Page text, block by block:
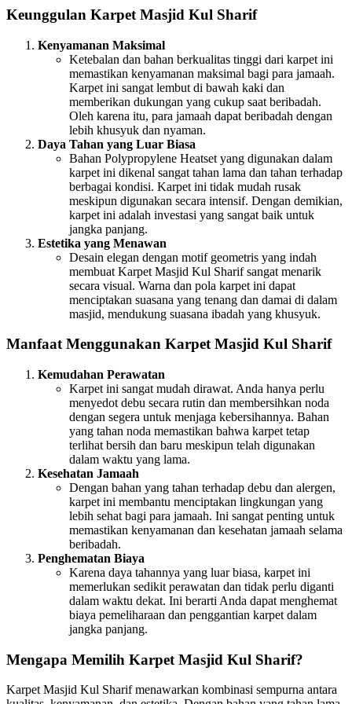
Keunggulan Karpet Masjid Kul Sharif
Kenyamanan Maksimal
Ketebalan dan bahan berkualitas tinggi dari karpet ini
memastikan kenyamanan maksimal bagi para jamaah.
Karpet ini sangat lembut di bawah kaki dan
memberikan dukungan yang cukup saat beribadah.
Oleh karena itu, para jamaah dapat beribadah dengan
lebih khusyuk dan nyaman.
Daya Tahan yang Luar Biasa
Bahan Polypropylene Heatset yang digunakan dalam
karpet ini dikenal sangat tahan lama dan tahan terhadap
berbagai kondisi. Karpet ini tidak mudah rusak
meskipun digunakan secara intensif. Dengan demikian,
karpet ini adalah investasi yang sangat baik untuk
jangka panjang.
Estetika yang Menawan
Desain elegan dengan motif geometris yang indah
membuat Karpet Masjid Kul Sharif sangat menarik
secara visual. Warna dan pola karpet ini dapat
menciptakan suasana yang tenang dan damai di dalam
masjid, mendukung suasana ibadah yang khusyuk.
Manfaat Menggunakan Karpet Masjid Kul Sharif
Kemudahan Perawatan
Karpet ini sangat mudah dirawat. Anda hanya perlu
menyedot debu secara rutin dan membersihkan noda
dengan segera untuk menjaga kebersihannya. Bahan
yang tahan noda memastikan bahwa karpet tetap
terlihat bersih dan baru meskipun telah digunakan
dalam waktu yang lama.
Kesehatan Jamaah
Dengan bahan yang tahan terhadap debu dan alergen,
karpet ini membantu menciptakan lingkungan yang
lebih sehat bagi para jamaah. Ini sangat penting untuk
memastikan kenyamanan dan kesehatan jamaah selama
beribadah.
Penghematan Biaya
Karena daya tahannya yang luar biasa, karpet ini
memerlukan sedikit perawatan dan tidak perlu diganti
dalam waktu dekat. Ini berarti Anda dapat menghemat
biaya pemeliharaan dan penggantian karpet dalam
jangka panjang.
Mengapa Memilih Karpet Masjid Kul Sharif?
Karpet Masjid Kul Sharif menawarkan kombinasi sempurna antara